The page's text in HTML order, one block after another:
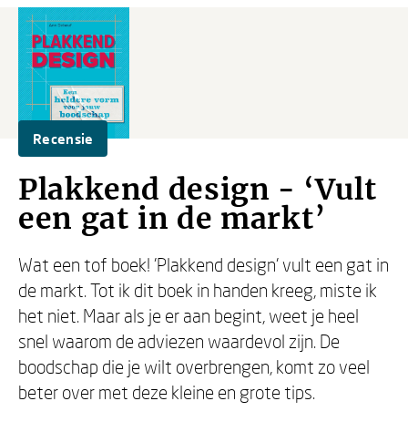
Recensie
Plakkend design - ‘Vult
een gat in de markt’
Wat een tof boek! 'Plakkend design' vult een gat in
de markt. Tot ik dit boek in handen kreeg, miste ik
het niet. Maar als je er aan begint, weet je heel
snel waarom de adviezen waardevol zijn. De
boodschap die je wilt overbrengen, komt zo veel
beter over met deze kleine en grote tips.